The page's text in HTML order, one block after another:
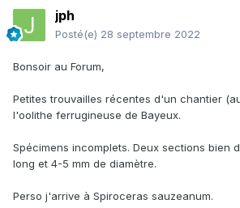
jph
Posté(e) 28 septembre 2022
Bonsoir au Forum,
Petites trouvailles récentes d'un chantier
l'oolithe ferrugineuse de Bayeux.
Spécimens incomplets. Deux sections bien
long et 4-5 mm de diamètre.
Perso j'arrive à Spiroceras sauzeanum.